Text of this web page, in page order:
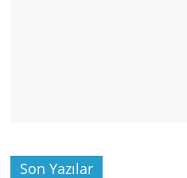
Son Yazılar